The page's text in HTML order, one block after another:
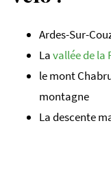
Ardes-Sur-
Lavallée de la
le mont
montagne
La descente